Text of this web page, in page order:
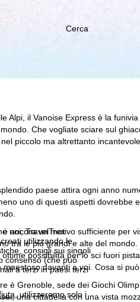
noi, TravelTrex
utilizzando le
consigli sui singoli
consenso (che può
a terzi in paesi terzi
, utilizzeremo solo i
Cerca
Alpi, il Vanoise Express è la
Che vogliate sciare sul
piccolo ma altrettanto
paese attira ogni anno
uno di questi aspetti dovrebbe
ancora un motivo sufficiente per
tra le più grandi e alte del
possibilità per lo sci fuori
davanti a voi. Cosa si
è Grenoble, sede dei Giochi
una cittadella con una vista